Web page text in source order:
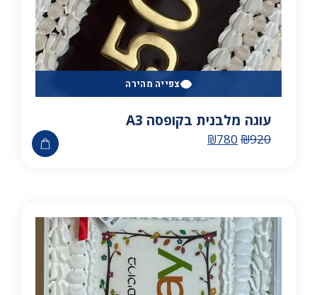
צפייה מהירה
עוגה מלבנית בקופסה A3
₪920
₪780